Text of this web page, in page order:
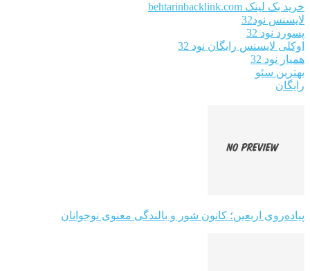
خرید بک لینک behtarinbacklink.com
لایسنس نود32
پسورد نود 32
اوکلی لایسنس رایگان نود 32
همیار نود 32
بهترین سئو
رایگان
پیاده‌روی اربعین؛ کانون شور و بالندگی معنوی نوجوانان